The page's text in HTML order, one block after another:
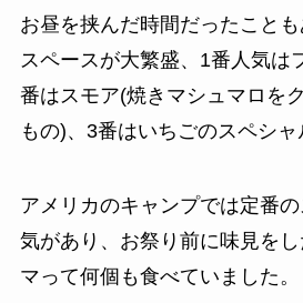
お昼を挟んだ時間だったこと
スペースが大繁盛、1番人気は
番はスモア(焼きマシュマロを
もの)、3番はいちごのスペシャ
アメリカのキャンプでは定番
気があり、お祭り前に味見を
マって何個も食べていました。